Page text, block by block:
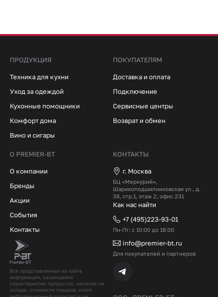
Вся представленная на сайте
информация, касающаяся
характеристик продуктов, наличия на
складе, стоимости товаров, носит
ПРОДУКЦИЯ
Техника для кухни
Уход за одеждой
Кухонные помощники
Комфорт дома
Вино и сигары
ПОКУПАТЕЛЯМ
Доставка и оплата
Подключение
Сервисные центры
Возврат и обмен
О PREMIER-BT
О компании
Бренды
Акции
События
Контакты
КОНТАКТЫ
г. Москва
БЦ «Меркурий»,
Шарикоподшипниковская ул., д.
38, стр.1, этаж 2, офис 231
Как нас найти
+7 (495)223-93-01
Пн-Пт: с 10:00 до 18:00
info@premier-bt.ru
Для покупателей и партнеров